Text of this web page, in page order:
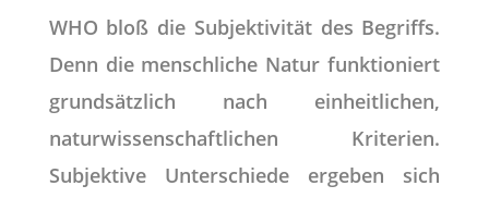
WHO bloß die Subjektivität des Begriffs.
Denn die menschliche Natur funktioniert
grundsätzlich nach einheitlichen,
naturwissenschaftlichen Kriterien.
Subjektive Unterschiede ergeben sich